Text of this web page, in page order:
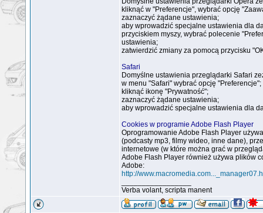
kliknąć w "Preferencje", wybrać opcję
zaznaczyć żądane ustawienia;
aby wprowadzić specjalne ustawienia dla
przyciskiem myszy, wybrać polecenie
ustawienia;
zatwierdzić zmiany za pomocą przycisku
Safari
Domyślne ustawienia przeglądarki Safari
w menu "Safari" wybrać opcję "Preferencje";
kliknąć ikonę "Prywatność";
zaznaczyć żądane ustawienia;
aby wprowadzić specjalne ustawienia dla
Cookies w programie Adobe Flash Player
Oprogramowanie Adobe Flash Player
(podcasty mp3, filmy wideo, inne dane),
internetowe (w które można grać w
Adobe Flash Player również używa plików
Adobe:
http://
Verba volant, scripta manent